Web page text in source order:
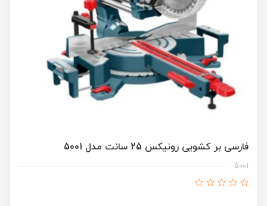
فارسی بر کشویی رونیکس 25 سانت مدل 5001
5001